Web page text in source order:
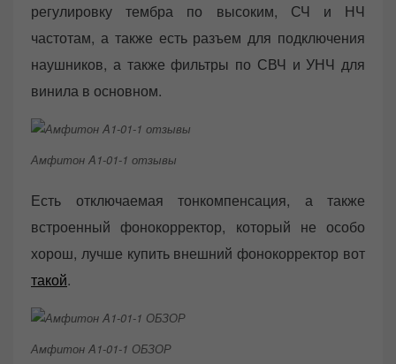
регулировку тембра по высоким, СЧ и НЧ
частотам, а также есть разъем для подключения
наушников, а также фильтры по СВЧ и УНЧ для
винила в основном.
Амфитон A1-01-1 отзывы
Есть отключаемая тонкомпенсация, а также
встроенный фонокорректор, который не особо
хорош, лучше купить внешний фонокорректор вот
такой.
Амфитон A1-01-1 ОБЗОР